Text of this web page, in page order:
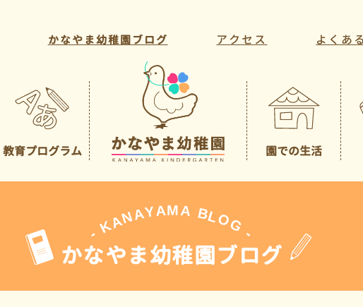
かなやま幼稚園ブログ アクセス よくあ
教育プログラム
教育活動
園での生活
一日の様子 園
- KANAYAMA BLOG -
かなやま幼稚園ブログ